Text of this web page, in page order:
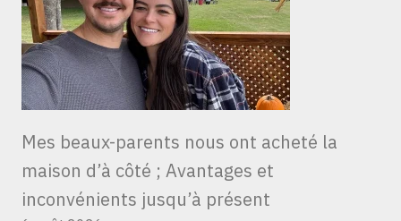
Mes beaux-parents nous ont acheté la
maison d’à côté ; Avantages et
inconvénients jusqu’à présent